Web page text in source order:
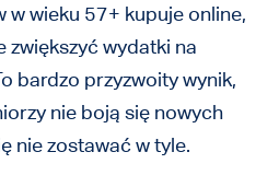
w wieku 57+ kupuje online,
zwiększyć wydatki na
bardzo przyzwoity wynik,
nie boją się nowych
nie zostawać w tyle.